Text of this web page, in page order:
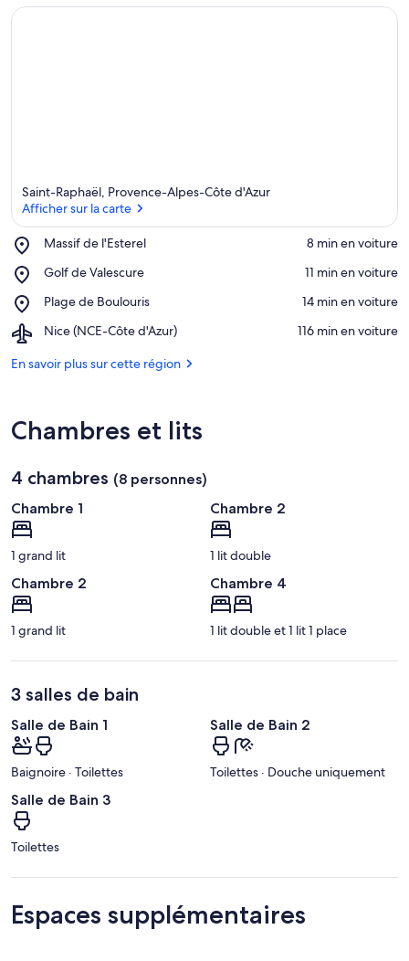
Saint-Raphaël, Provence-Alpes-Côte d'Azur
Afficher sur la carte
Massif de l'Esterel
Place,
de
‪8 min en voiture‬
Golf de Valescure
Place,
de
‪11 min en voiture‬
Plage de Boulouris
Place,
de
‪14 min en voiture‬
Nice (NCE-Côte d'Azur)
Airport,
(NCE-
‪116 min en voiture‬
En savoir plus sur cette région
Chambres et lits
4 chambres (8 personnes)
Chambre 1
1 grand lit
Chambre 2
1 lit double
Chambre 2
1 grand lit
Chambre 4
1 lit double et 1 lit 1 place
3 salles de bain
Salle de Bain 1
Baignoire · Toilettes
Salle de Bain 2
Toilettes · Douche uniquement
Salle de Bain 3
Toilettes
Espaces supplémentaires